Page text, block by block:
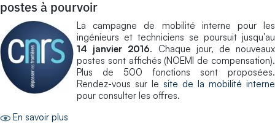
postes à pourvoir
La campagne de mobilité interne pour les
ingénieurs et techniciens se poursuit jusqu’au
14 janvier 2016. Chaque jour, de nouveaux
postes sont affichés (NOEMI de compensation).
Plus de 500 fonctions sont proposées.
Rendez-vous sur le site de la mobilité interne
pour consulter les offres.
En savoir plus